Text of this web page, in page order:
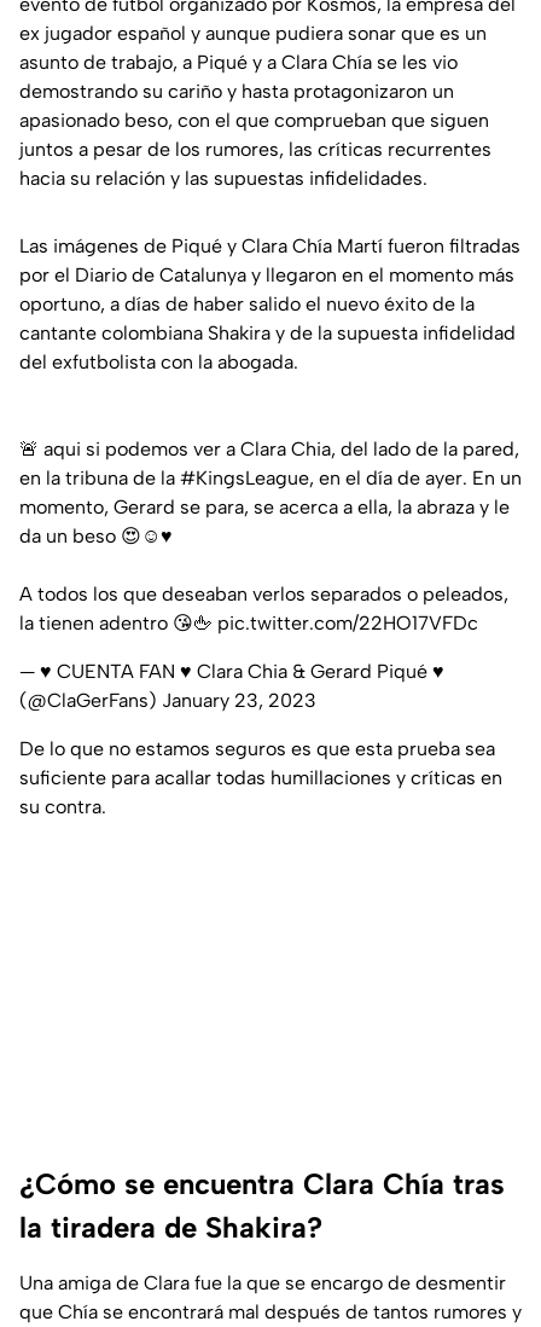
ex jugador español y aunque pudiera sonar que es un
asunto de trabajo, a Piqué y a Clara Chía se les vio
demostrando su cariño y hasta protagonizaron un
apasionado beso, con el que comprueban que siguen
juntos a pesar de los rumores, las críticas recurrentes
hacia su relación y las supuestas infidelidades.
Las imágenes de Piqué y Clara Chía Martí fueron filtradas
por el Diario de Catalunya y llegaron en el momento más
oportuno, a días de haber salido el nuevo éxito de la
cantante colombiana Shakira y de la supuesta infidelidad
del exfutbolista con la abogada.
🚨 aqui si podemos ver a Clara Chia, del lado de la pared,
en la tribuna de la #KingsLeague, en el día de ayer. En un
momento, Gerard se para, se acerca a ella, la abraza y le
da un beso 😍☺♥
A todos los que deseaban verlos separados o peleados,
la tienen adentro 😘🖕 pic.twitter.com/22HO17VFDc
— ♥ CUENTA FAN ♥ Clara Chia & Gerard Piqué ♥
(@ClaGerFans) January 23, 2023
De lo que no estamos seguros es que esta prueba sea
suficiente para acallar todas humillaciones y críticas en
su contra.
¿Cómo se encuentra Clara Chía tras
la tiradera de Shakira?
Una amiga de Clara fue la que se encargo de desmentir
que Chía se encontrará mal después de tantos rumores y